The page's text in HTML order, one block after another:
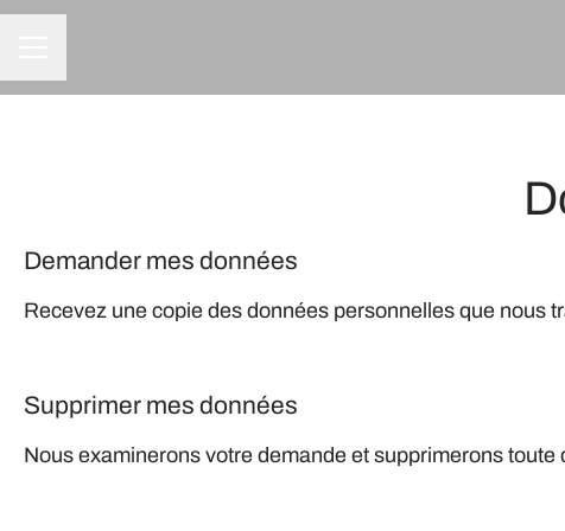
Demander mes données
Recevez une copie des données personnelles que nous
Supprimer mes données
Nous examinerons votre demande et supprimerons toute